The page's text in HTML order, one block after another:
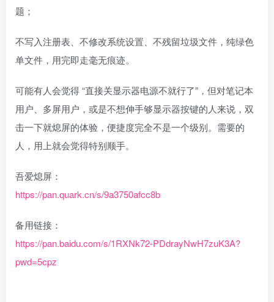
题；
不写入注册表、不修改系统设置、不残留垃圾文件，纯绿色
单文件，用完即走毫无痕迹。
可能有人会觉得 “直接关显示器电源不就行了”，但对笔记本
用户、多屏用户，或是不想伸手够显示器按键的人来说，双
击一下就熄屏的体验，便捷度完全不是一个级别。需要的
人，用上就会觉得特别顺手。
吾爱熄屏：
https://pan.quark.cn/s/9a3750afcc8b
备用链接：
https://pan.baidu.com/s/1RXNk72-PDdrayNwH7zuK3A?
pwd=5cpz